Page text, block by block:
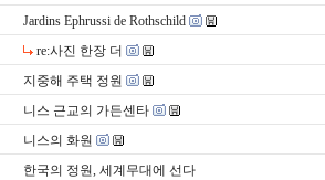
Jardins Ephrussi de Rothschild
re:사진 한장 더
지중해 주택 정원
니스 근교의 가든센타
니스의 화원
한국의 정원, 세계무대에 선다